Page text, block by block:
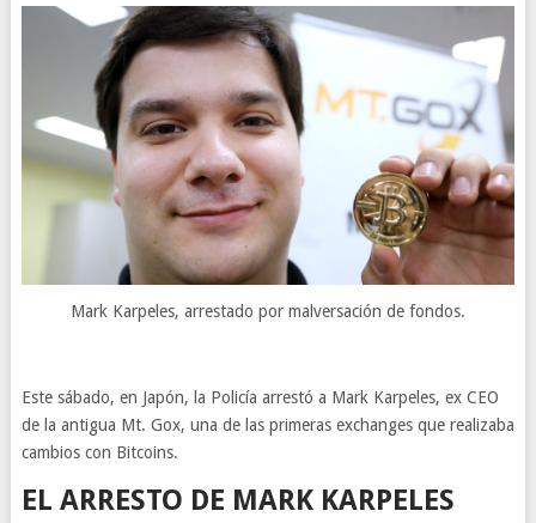
Mark Karpeles, arrestado por malversación de fondos.
Este sábado, en Japón, la Policía arrestó a Mark Karpeles, ex CEO
de la antigua Mt. Gox, una de las primeras exchanges que realizaba
cambios con Bitcoins.
EL ARRESTO DE MARK KARPELES